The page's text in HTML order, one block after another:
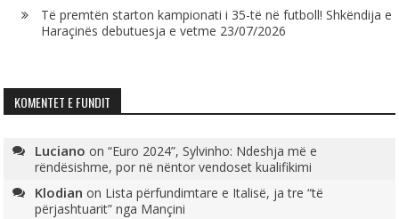
Të premtën starton kampionati i 35-të në futboll! Shkëndija e
Haraçinës debutuesja e vetme 23/07/2026
KOMENTET E FUNDIT
Luciano on“Euro 2024”, Sylvinho: Ndeshja më e
rëndësishme, por në nëntor vendoset kualifikimi
Klodian on Lista përfundimtare e Italisë, ja tre “të
përjashtuarit” nga Mançini